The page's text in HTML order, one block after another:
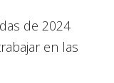
de 2024
en las